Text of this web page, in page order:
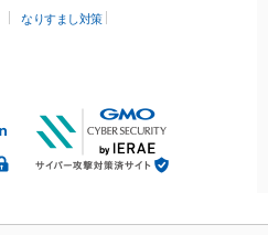
なりすまし対策